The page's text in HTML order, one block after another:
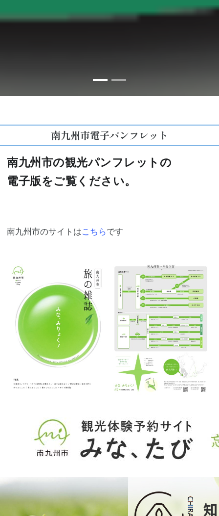
南九州市電子パンフレット
南九州市の観光パンフレットの
電子版をご覧ください。
南九州市のサイトはこちらです